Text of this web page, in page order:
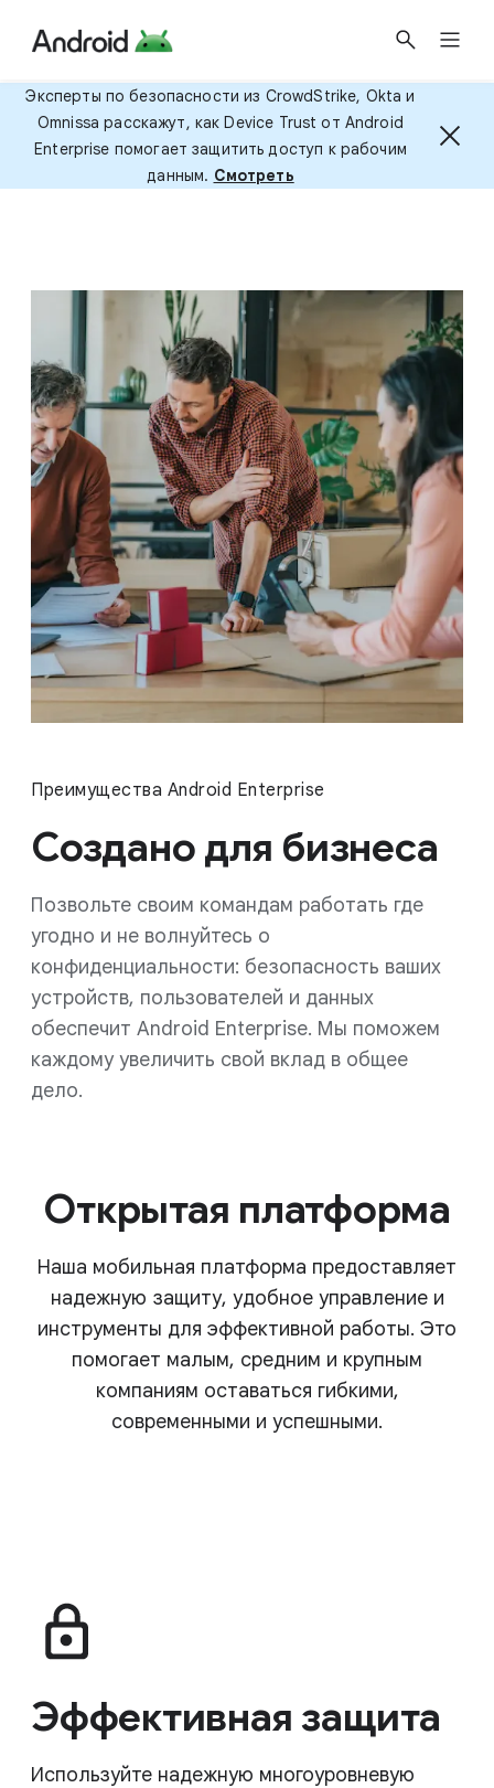
Эксперты по безопасности из CrowdStrike, Okta и
Omnissa расскажут, как Device Trust от Android
Enterprise помогает защитить доступ к рабочим
данным. Смотреть
Преимущества Android Enterprise
Создано для бизнеса
Позвольте своим командам работать где
угодно и не волнуйтесь о
конфиденциальности: безопасность ваших
устройств, пользователей и данных
обеспечит Android Enterprise. Мы поможем
каждому увеличить свой вклад в общее
дело.
Открытая платформа
Наша мобильная платформа предоставляет
надежную защиту, удобное управление и
инструменты для эффективной работы. Это
помогает малым, средним и крупным
компаниям оставаться гибкими,
современными и успешными.
Эффективная защита
Используйте надежную многоуровневую